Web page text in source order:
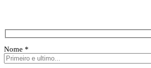
Nome *